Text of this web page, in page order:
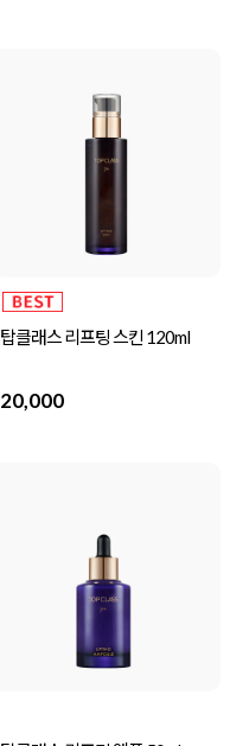
탑클래스 리프팅 스킨 120ml
20,000